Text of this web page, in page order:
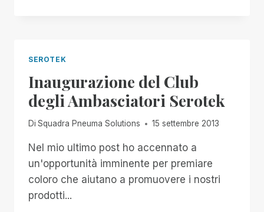
SEROTEK
Inaugurazione del Club
degli Ambasciatori Serotek
Di Squadra Pneuma Solutions 15 settembre 2013
Nel mio ultimo post ho accennato a
un'opportunità imminente per premiare
coloro che aiutano a promuovere i nostri
prodotti...